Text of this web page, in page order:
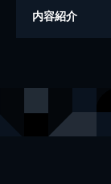
著者
内容紹介